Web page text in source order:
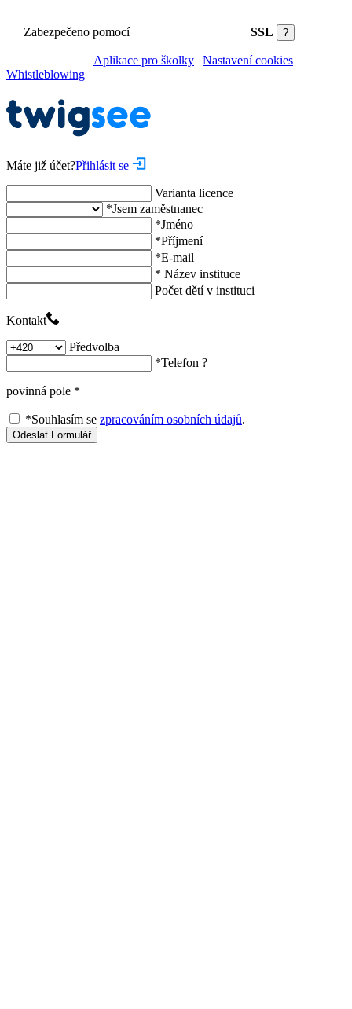
Zabezpečeno pomocí SSL ?
Aplikace pro školky Nastavení cookies
Whistleblowing
Máte již účet?Přihlásit se
Varianta licence
*Jsem zaměstnanec
*Jméno
*Příjmení
*E-mail
* Název instituce
Počet dětí v instituci
Kontakt
Předvolba
*Telefon ?
povinná pole *
*Souhlasím se zpracováním osobních údajů.
Odeslat Formulář